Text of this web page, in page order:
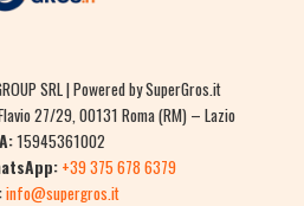
SRL | Powered by SuperGros.it
27/29, 00131 Roma (RM) – Lazio
15945361002
+39 375 678 6379
info@supergros.it